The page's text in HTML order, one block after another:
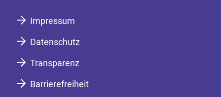
Impressum
Datenschutz
Transparenz
Barrierefreiheit